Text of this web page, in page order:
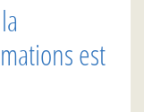
est